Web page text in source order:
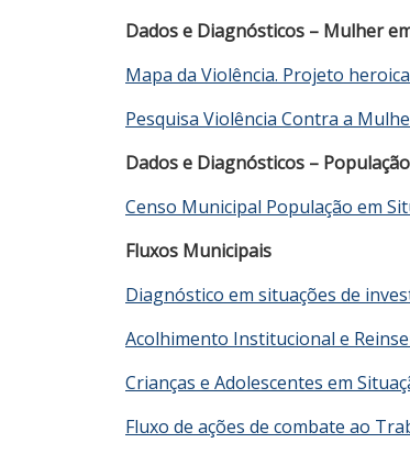
Dados e Diagnósticos – Mulher
Mapa da Violência. Projeto heroica
Pesquisa Violência Contra a
Dados e Diagnósticos –
Censo Municipal População em
Fluxos Municipais
Diagnóstico em situações de
Acolhimento Institucional e
Crianças e Adolescentes em
Fluxo de ações de combate ao